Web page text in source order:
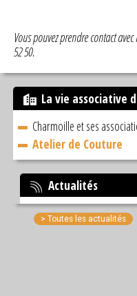
Vous pouvez prendre contact
52 50.
La vie associative
Charmoille et ses
Atelier de Couture
Actualités
> Toutes les actualités